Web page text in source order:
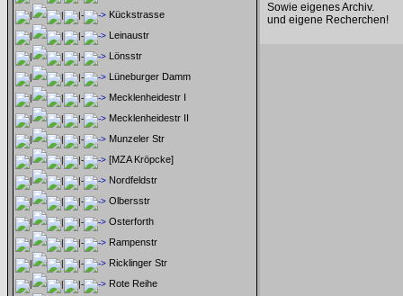
Kückstrasse
Leinaustr
Lönsstr
Lüneburger Damm
Mecklenheidestr I
Mecklenheidestr II
Munzeler Str
[MZA Kröpcke]
Nordfeldstr
Olbersstr
Osterforth
Rampenstr
Ricklinger Str
Rote Reihe
Sowie eigenes Archiv.
und eigene Recherchen!